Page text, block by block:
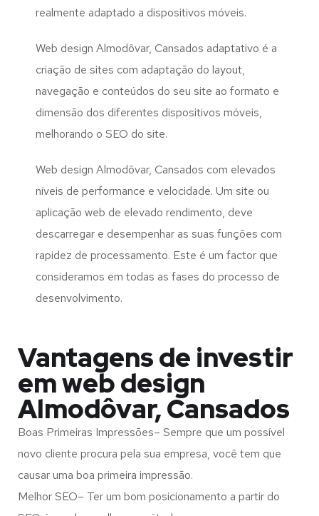
realmente adaptado a dispositivos móveis.
Web design Almodôvar, Cansados adaptativo é a
criação de sites com adaptação do layout,
navegação e conteúdos do seu site ao formato e
dimensão dos diferentes dispositivos móveis,
melhorando o SEO do site.
Web design Almodôvar, Cansados com elevados
níveis de performance e velocidade. Um site ou
aplicação web de elevado rendimento, deve
descarregar e desempenhar as suas funções com
rapidez de processamento. Este é um factor que
consideramos em todas as fases do processo de
desenvolvimento.
Vantagens de investir
em web design
Almodôvar, Cansados
Boas Primeiras Impressões– Sempre que um possível
novo cliente procura pela sua empresa, você tem que
causar uma boa primeira impressão.
Melhor SEO– Ter um bom posicionamento a partir do